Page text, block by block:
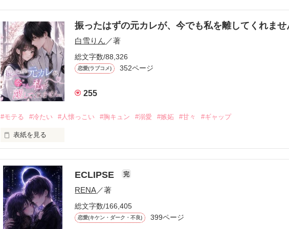
振ったはずの元カレが、今でも私を離してくれませ
白雪りん ／著
総文字数/88,326
恋愛(ラブコメ) 352ページ
255
#モテる #冷たい #人懐っこい #胸キュン #溺愛 #嫉妬 #甘々 #ギャップ
表紙を見る
モテる人を好きになるのが怖かった。
だから私は、中学時代に大好きだった彼を自分から振った。
もう会うことはないと思っていたのに、
高校生になって再会した彼は、隣の学校で”王子様”と呼ばれる人気者になっていた。
ECLIPSE 完
RENA／著
総文字数/166,405
恋愛(キケン・ダーク・不良) 399ページ